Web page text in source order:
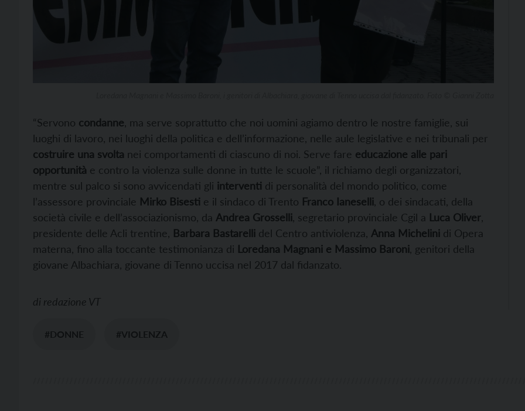
“Servono condanne , ma serve soprattutto che noi uomini agiamo dentro le nostre famiglie, sui
luoghi di lavoro, nei luoghi della politica e dell’informazione, nelle aule legislative e nei tribunali per
costruire una svolta nei comportamenti di ciascuno di noi. Serve fare educazione alle pari
opportunità e contro la violenza sulle donne in tutte le scuole”, il richiamo degli organizzatori,
mentre sul palco si sono avvicendati gli interventi di personalità del mondo politico, come
l’assessore provinciale Mirko Bisesti e il sindaco di Trento Franco Ianeselli , o dei sindacati, della
società civile e dell’associazionismo, da Andrea Grosselli , segretario provinciale Cgil a Luca Oliver
presidente delle Acli trentine, Barbara Bastarelli del Centro antiviolenza, Anna Michelini di Opera
materna, fino alla toccante testimonianza di Loredana Magnani e Massimo Baroni , genitori della
giovane Albachiara, giovane di Tenno uccisa nel 2017 dal fidanzato.
di redazione VT
#DONNE #VIOLENZA